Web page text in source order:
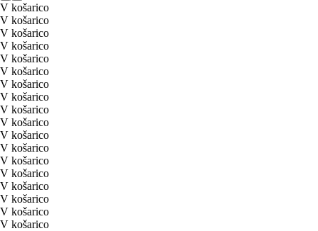
V košarico
V košarico
V košarico
V košarico
V košarico
V košarico
V košarico
V košarico
V košarico
V košarico
V košarico
V košarico
V košarico
V košarico
V košarico
V košarico
V košarico
V košarico